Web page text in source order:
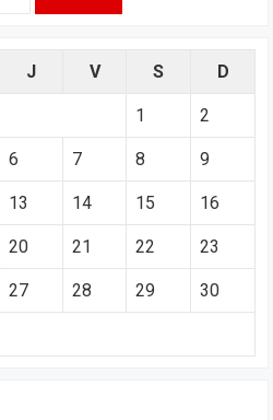
J V S D
1 2
6 7 8 9
13 14 15 16
20 21 22 23
27 28 29 30